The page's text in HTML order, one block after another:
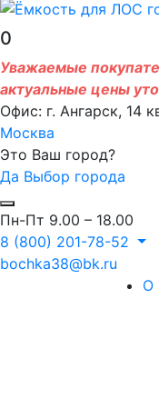
0
Уважаемые
актуальные цены
Офис: г. Ангарск, 14
Москва
Это Ваш город?
Да Выбор города
Пн-Пт 9.00 – 18.00
8 (800) 201-78-52
bochka38@bk.ru
О